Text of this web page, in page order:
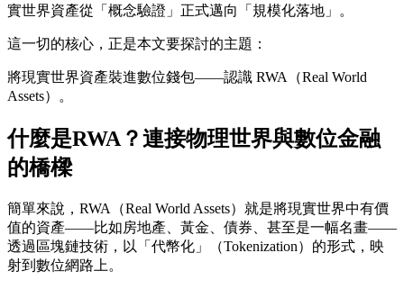
實世界資產從「概念驗證」正式邁向「規模化落地」。
這一切的核心，正是本文要探討的主題：
將現實世界資產裝進數位錢包——認識 RWA（Real World
Assets）。
什麼是RWA？連接物理世界與數位金融
的橋樑
簡單來說，RWA（Real World Assets）就是將現實世界中有價
值的資產——比如房地產、黃金、債券、甚至是一幅名畫——
透過區塊鏈技術，以「代幣化」（Tokenization）的形式 ，映
射到數位網路上。